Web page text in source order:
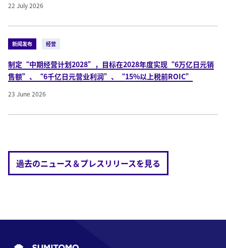
22 July 2026
新闻发布 经营
制定“中期经营计划2028”，目标在2028年度实现“6万亿日元销
售额”、“6千亿日元营业利润”、“15%以上税前ROIC”
23 June 2026
過去のニュース＆プレスリリースを見る